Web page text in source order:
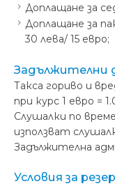
Доплащане за
Доплащане за
30 лева/ 15 евро;
Задължителни
Такса гориво и
при курс 1 евро =
Слушалки по
използват
Задължителна
Условия за